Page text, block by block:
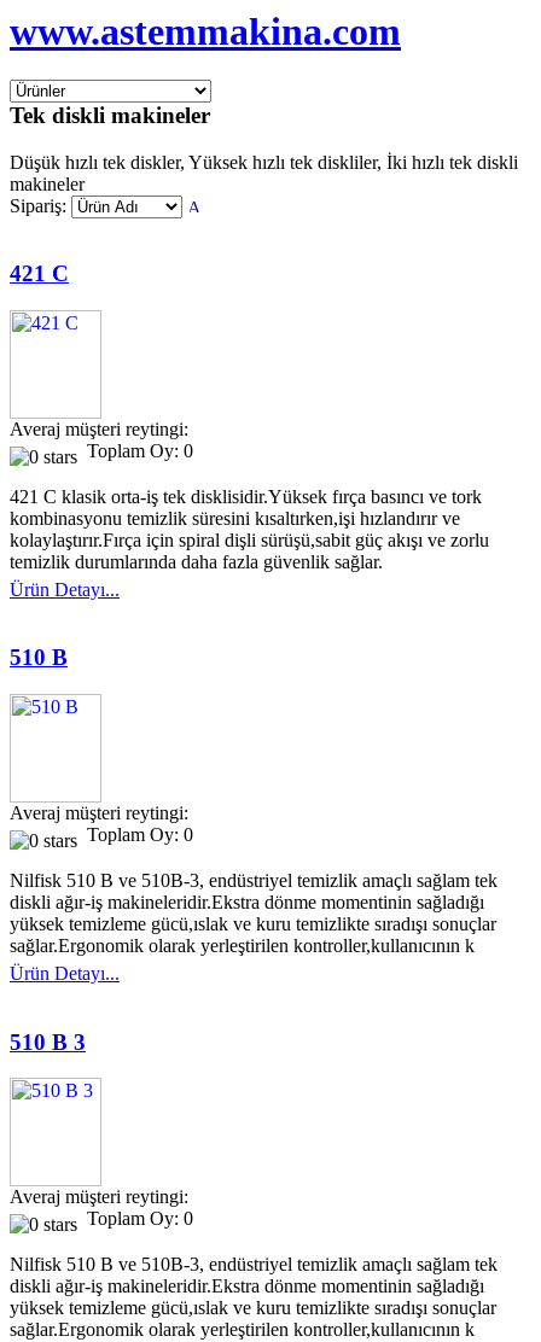
www.astemmakina.com
Tek diskli makineler
Düşük hızlı tek diskler, Yüksek hızlı tek diskliler, İki hızlı tek diskli
makineler
Sipariş:
421 C
Averaj müşteri reytingi:
Toplam Oy: 0
421 C klasik orta-iş tek disklisidir.Yüksek fırça basıncı ve tork
kombinasyonu temizlik süresini kısaltırken,işi hızlandırır ve
kolaylaştırır.Fırça için spiral dişli sürüşü,sabit güç akışı ve zorlu
temizlik durumlarında daha fazla güvenlik sağlar.
Ürün Detayı...
510 B
Averaj müşteri reytingi:
Toplam Oy: 0
Nilfisk 510 B ve 510B-3, endüstriyel temizlik amaçlı sağlam tek
diskli ağır-iş makineleridir.Ekstra dönme momentinin sağladığı
yüksek temizleme gücü,ıslak ve kuru temizlikte sıradışı sonuçlar
sağlar.Ergonomik olarak yerleştirilen kontroller,kullanıcının k
Ürün Detayı...
510 B 3
Averaj müşteri reytingi:
Toplam Oy: 0
Nilfisk 510 B ve 510B-3, endüstriyel temizlik amaçlı sağlam tek
diskli ağır-iş makineleridir.Ekstra dönme momentinin sağladığı
yüksek temizleme gücü,ıslak ve kuru temizlikte sıradışı sonuçlar
sağlar.Ergonomik olarak yerleştirilen kontroller,kullanıcının k